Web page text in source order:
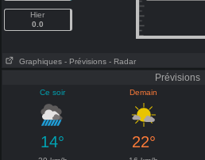
Hier
0.0
Graphiques - Prévisions - Radar
Prévisions
Ce soir
Demain
14° 22°